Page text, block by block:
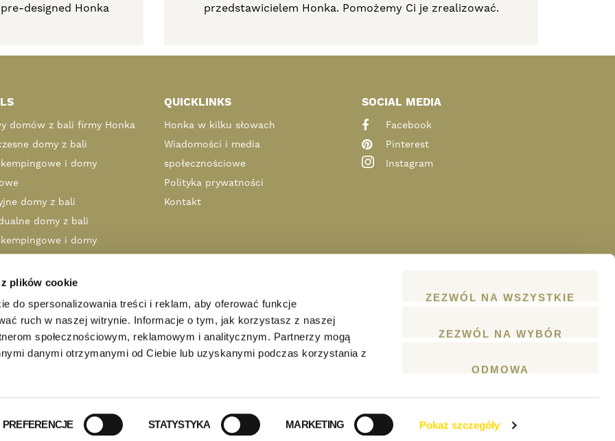
plików cookie
do spersonalizowania treści i reklam, aby oferować funkcje
ruch w naszej witrynie. Informacje o tym, jak korzystasz z naszej
społecznościowym, reklamowym i analitycznym. Partnerzy mogą
danymi otrzymanymi od Ciebie lub uzyskanymi podczas korzystania z
PREFERENCJE STATYSTYKA MARKETING Pokaż szczegóły
ZEZWÓL NA WSZYSTKIE
ZEZWÓL NA WYBÓR
ODMOWA
designed Honka
przedstawicielem Honka. Pomożemy Ci je zrealizować.
domów z bali firmy Honka
domy z bali
i domy
domy z bali
domy z bali
i domy
zbudowaliśmy
plany, budowa
dom z bali firmy Honka?
QUICKLINKS
Honka w kilku słowach
Wiadomości i media
społecznościowe
Polityka prywatności
Kontakt
SOCIAL MEDIA
Facebook
Pinterest
Instagram
and importers are independent local entrepreneurs.